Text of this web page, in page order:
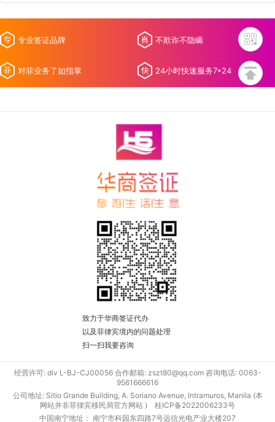
专业签证品牌 不欺诈不隐瞒
对菲业务了如指掌 24小时快速服务7*24
致力于华商签证代办
以及菲律宾境内的问题处理
扫一扫我要咨询
经营许可: div L-BJ-CJ00056 合作邮箱: zszt80@qq.com 咨询电话: 0063-
9561666616
公司地址: Sitio Grande Building, A. Soriano Avenue, Intramuros, Manila (本
网站并非菲律宾移民局官方网站 ) 桂ICP备2022006233号
中国南宁地址： 南宁市科园东四路7号远信光电产业大楼207